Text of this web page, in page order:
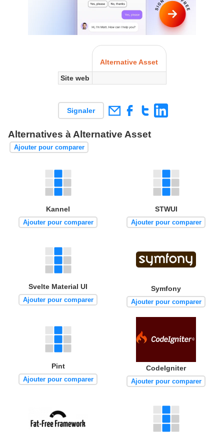
Alternative Asset
Site web
Signaler
Alternatives à Alternative Asset
Ajouter pour comparer
Kannel
Ajouter pour comparer
STWUI
Ajouter pour comparer
Svelte Material UI
Ajouter pour comparer
Symfony
Ajouter pour comparer
Pint
Ajouter pour comparer
CodeIgniter
Ajouter pour comparer